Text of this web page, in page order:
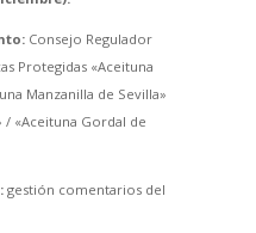
Consejo Regulador
Protegidas «Aceituna
Manzanilla de Sevilla»
/ «Aceituna Gordal de
gestión comentarios del